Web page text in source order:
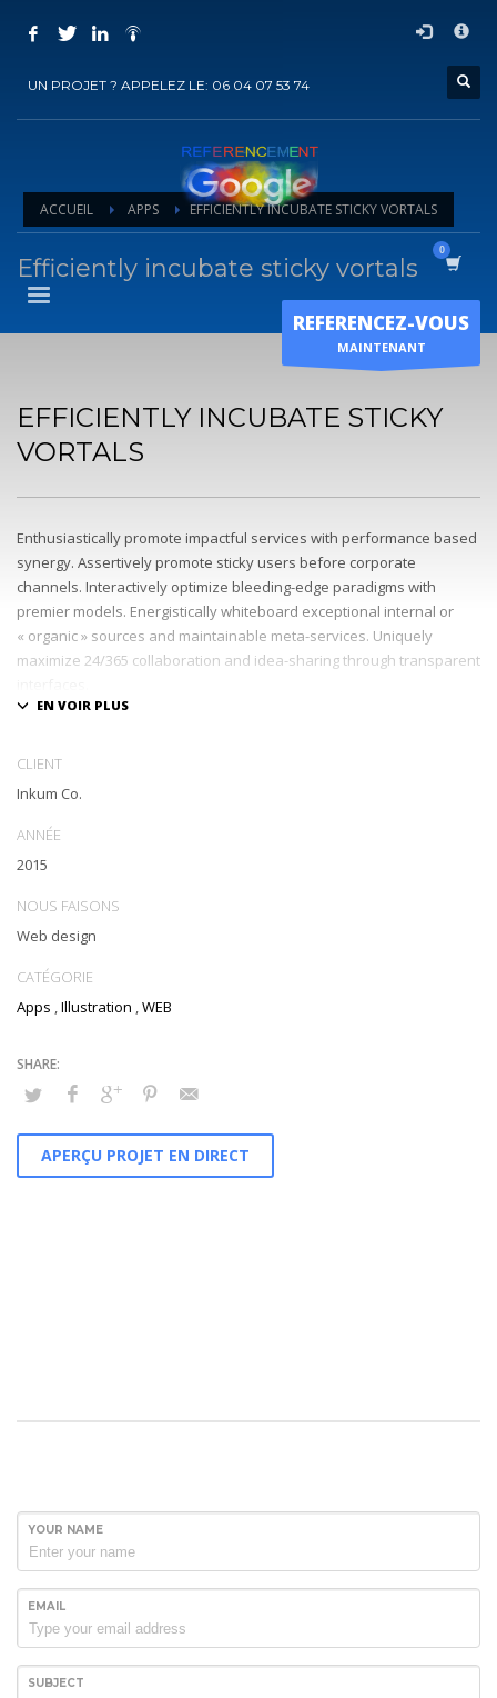
COMMENT ACHETER UN PRESTATION DE
Ajouter la prestation au panier
Vous recevrez sous 5 jours ouvrés un mail deconfirmationde
l'exécution de la prestation
Horaire d'ouverture
UN PROJET ? APPELEZ LE: 06 04 07 53 74
REFERENCEZ-VOUS
MAINTENANT
ACCUEIL APPS EFFICIENTLY INCUBATE STICKY VORTALS
Efficiently incubate sticky vortals
EFFICIENTLY INCUBATE STICKY
VORTALS
Enthusiastically promote impactful services with performance based
synergy. Assertively promote sticky users before corporate
channels. Interactively optimize bleeding-edge paradigms with
premier models. Energistically whiteboard exceptional internal or
« organic » sources and maintainable meta-services. Uniquely
maximize 24/365 collaboration and idea-sharing through transparent
markets. Professionally restore integrated users vis-a-vis integrated
CLIENT
Inkum Co.
ANNÉE
2015
NOUS FAISONS
Web design
CATÉGORIE
Apps ,Illustration ,WEB
APERÇU PROJET EN DIRECT
YOUR NAME
EMAIL
SUBJECT